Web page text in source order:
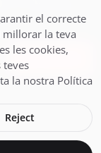
Subscriu-te
el correcte
la teva
les cookies,
teves
la nostra Política
Reject